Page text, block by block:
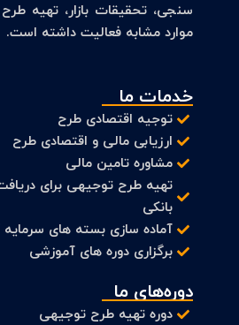
سنجی، تحقیقات بازار، تهیه
موارد مشابه فعالیت داشته است.
خدمات ما
توجیه اقتصادی طرح
ارزیابی مالی و اقتصادی طرح
مشاوره تامین مالی
تهیه طرح توجیهی برای
بانکی
آماده سازی بسته های سرمایه
برگزاری دوره های آموزشی
دوره‌های ما
دوره تهیه طرح توجیهی